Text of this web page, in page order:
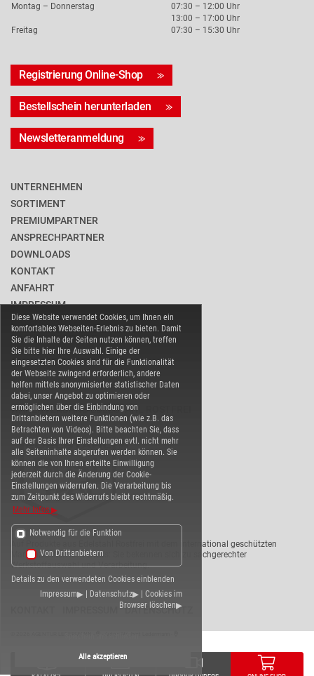
Diese Website verwendet Cookies, um Ihnen ein
komfortables Webseiten-Erlebnis zu bieten. Damit
Sie die Inhalte der Seiten nutzen können, treffen
Sie bitte hier Ihre Auswahl. Einige der
eingesetzten Cookies sind für die Funktionalität
der Webseite zwingend erforderlich, andere
helfen mittels anonymisierter statistischer Daten
dabei, unser Angebot zu optimieren oder
ermöglichen über die Einbindung von
Drittanbietern weitere Funktionen (wie z.B. das
Betrachten von Videos). Bitte beachten Sie, dass
auf der Basis Ihrer Einstellungen evtl. nicht mehr
alle Seiteninhalte abgerufen werden können. Sie
können die von Ihnen erteilte Einwilligung
jederzeit durch die Änderung der Cookie-
Einstellungen widerrufen. Die Verarbeitung bis
zum Zeitpunkt des Widerrufs bleibt rechtmäßig.
Mehr Infos
Notwendig für die Funktion
Von Drittanbietern
Details zu den verwendeten Cookies einblenden
Impressum
| Datenschutz | Cookies im
Browser löschen
Alle akzeptieren
Montag – Donnerstag
07:30 – 12:00 Uhr
13:00 – 17:00 Uhr
Freitag
07:30 – 15:30 Uhr
Registrierung Online-Shop
Bestellschein herunterladen
Newsletteranmeldung
UNTERNEHMEN
SORTIMENT
PREMIUMPARTNER
ANSPRECHPARTNER
DOWNLOADS
KONTAKT
ANFAHRT
IMPRESSUM
DATENSCHUTZ
BARRIEREFREIHEIT
COOKIE-EINSTELLUNGEN
WARENVERBAND EDELSTAHL ROSTFREI
Auf Produkte aus Edelstahl Rostfrei mit dem international geschützten
Markenzeichen ist Verlass: Sie bekennen sich zu sachgerechter
Werkstoffauswahl und Verarbeitung.
DATENSCHUTZ